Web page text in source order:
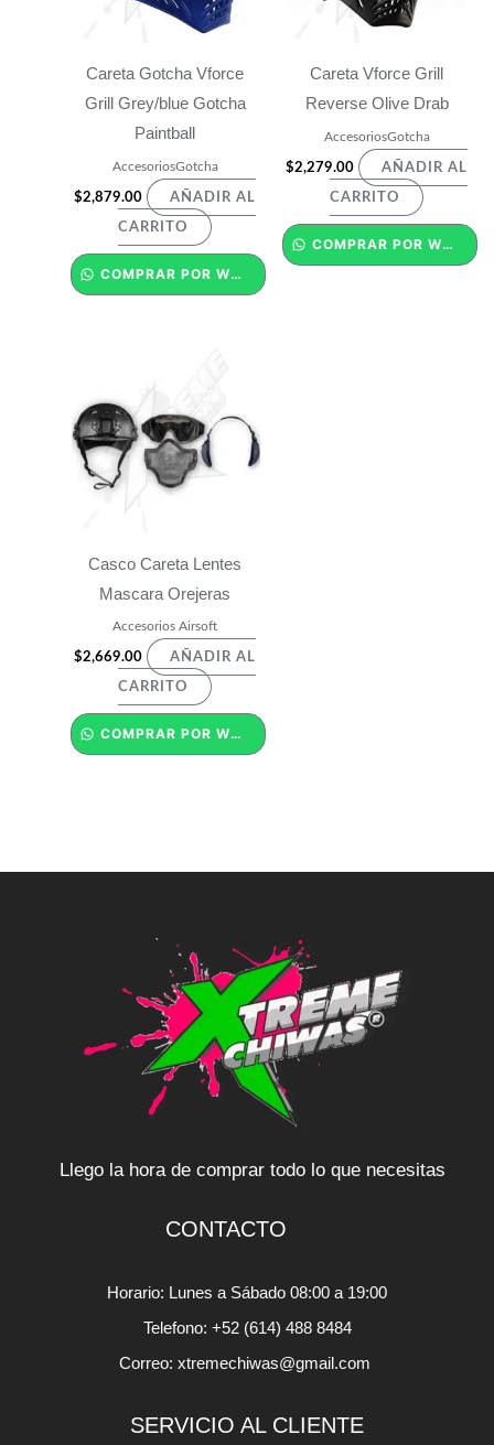
Careta Gotcha Vforce
Grill Grey/blue Gotcha
Paintball
AccesoriosGotcha
$2,879.00 AÑADIR AL
CARRITO
COMPRAR POR WHATSAPP
Careta Vforce Grill
Reverse Olive Drab
AccesoriosGotcha
$2,279.00 AÑADIR AL
CARRITO
COMPRAR POR WHATSAPP
Casco Careta Lentes
Mascara Orejeras
Accesorios Airsoft
$2,669.00 AÑADIR AL
CARRITO
COMPRAR POR WHATSAPP
Llego la hora de comprar todo lo que necesitas
CONTACTO
Horario: Lunes a Sábado 08:00 a 19:00
Telefono: +52 (614) 488 8484
Correo: xtremechiwas@gmail.com
SERVICIO AL CLIENTE